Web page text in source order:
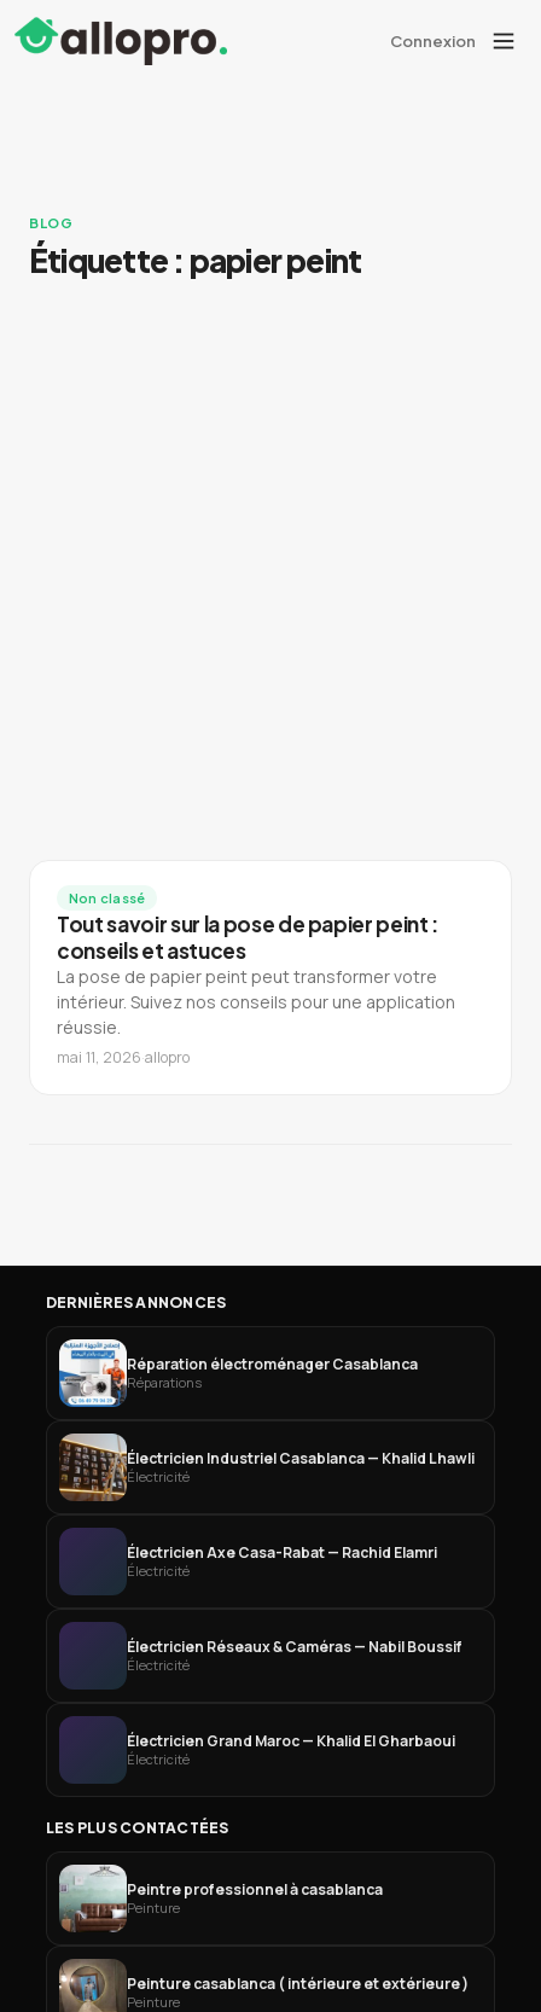
Connexion
BLOG
Étiquette : papier peint
Non classé
Tout savoir sur la pose de papier peint :
conseils et astuces
La pose de papier peint peut transformer votre
intérieur. Suivez nos conseils pour une application
réussie.
mai 11, 2026·allopro
DERNIÈRES ANNONCES
Réparation électroménager Casablanca
Réparations
Électricien Industriel Casablanca — Khalid Lhawli
Électricité
Électricien Axe Casa-Rabat — Rachid Elamri
Électricité
Électricien Réseaux & Caméras — Nabil Boussif
Électricité
Électricien Grand Maroc — Khalid El Gharbaoui
Électricité
LES PLUS CONTACTÉES
Peintre professionnel à casablanca
Peinture
Peinture casablanca ( intérieure et extérieure )
Peinture